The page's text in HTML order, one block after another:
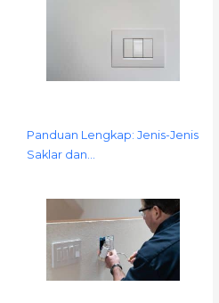
Panduan Lengkap: Jenis-Jenis
Saklar dan…